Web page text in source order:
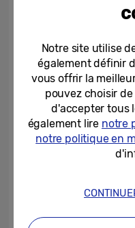
Notre site utilise
également définir
vous offrir la
pouvez choisir
d'accepter tous
également lire notre
notre politique en